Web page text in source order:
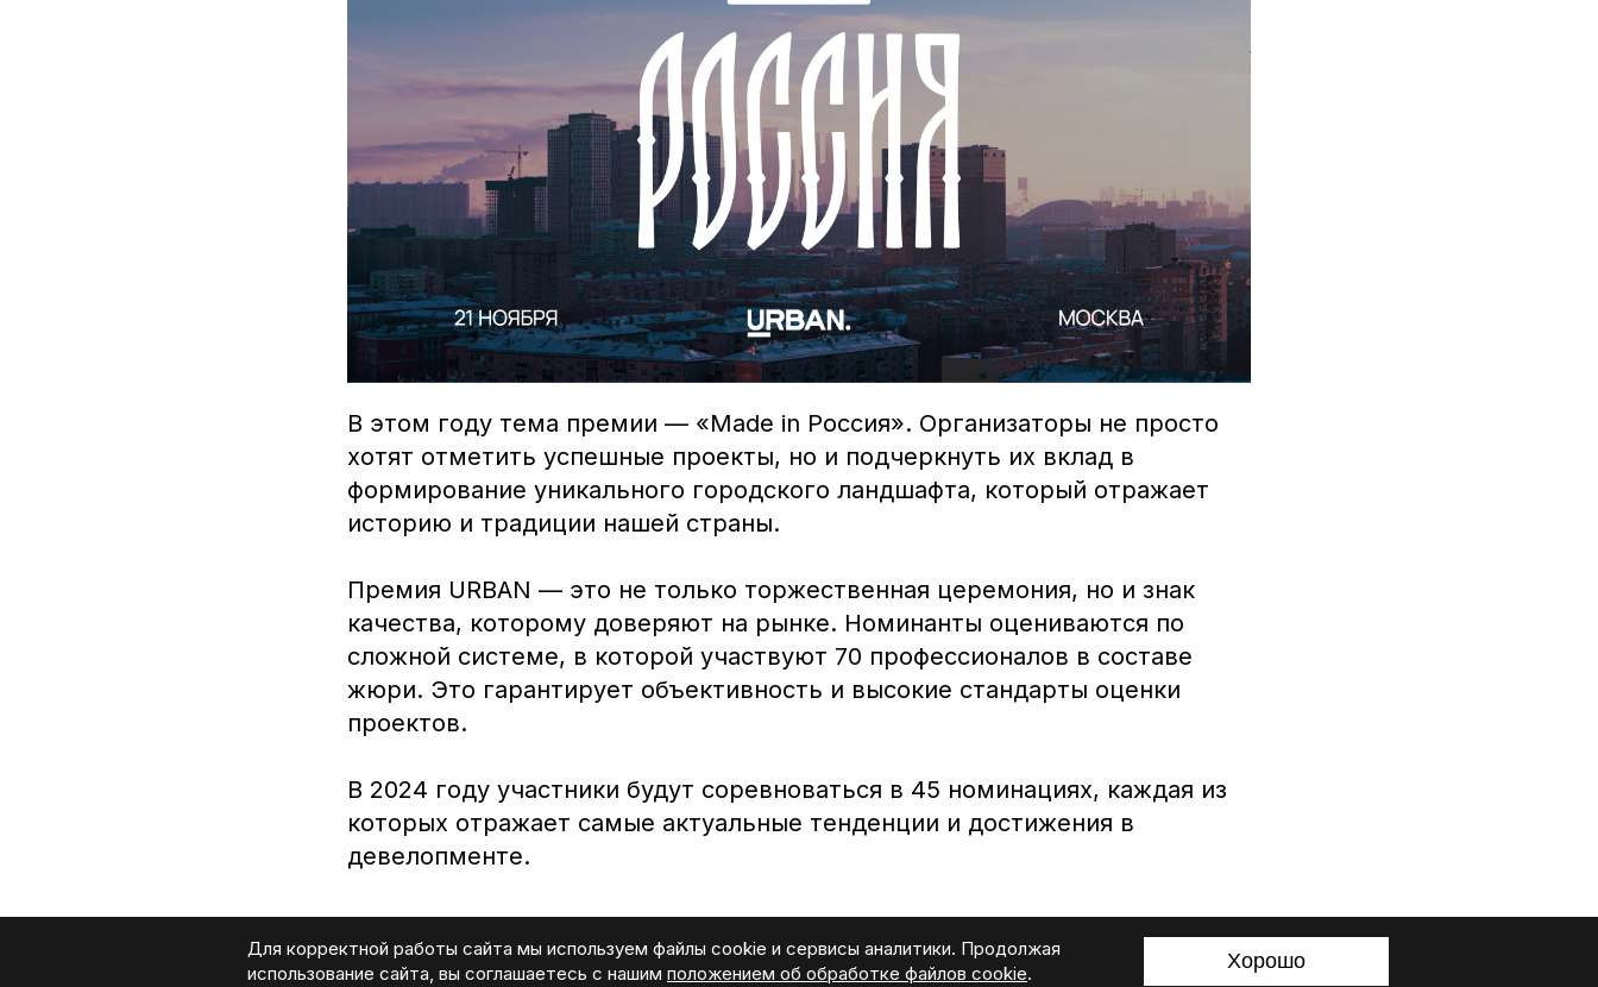
Для корректной работы сайта мы используем файлы cookie и сервисы аналитики. Продолжая
использование сайта, вы соглашаетесь с нашим положением об обработке файлов cookie.
Хорошо
В этом году тема премии — «Made in Россия». Организаторы не просто
хотят отметить успешные проекты, но и подчеркнуть их вклад в
формирование уникального городского ландшафта, который отражает
историю и традиции нашей страны.
Премия URBAN — это не только торжественная церемония, но и знак
качества, которому доверяют на рынке. Номинанты оцениваются по
сложной системе, в которой участвуют 70 профессионалов в составе
жюри. Это гарантирует объективность и высокие стандарты оценки
проектов.
В 2024 году участники будут соревноваться в 45 номинациях, каждая из
которых отражает самые актуальные тенденции и достижения в
девелопменте.